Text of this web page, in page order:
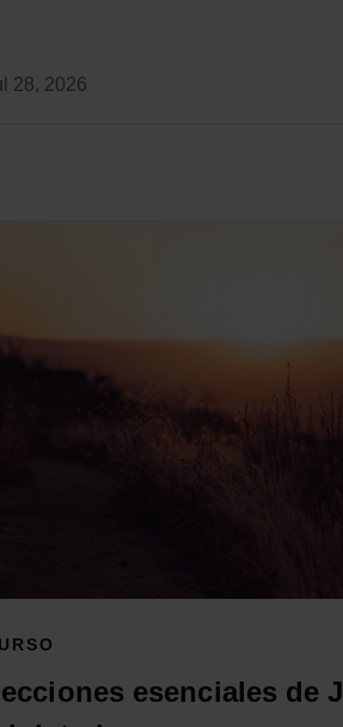
28, 2026
esenciales de